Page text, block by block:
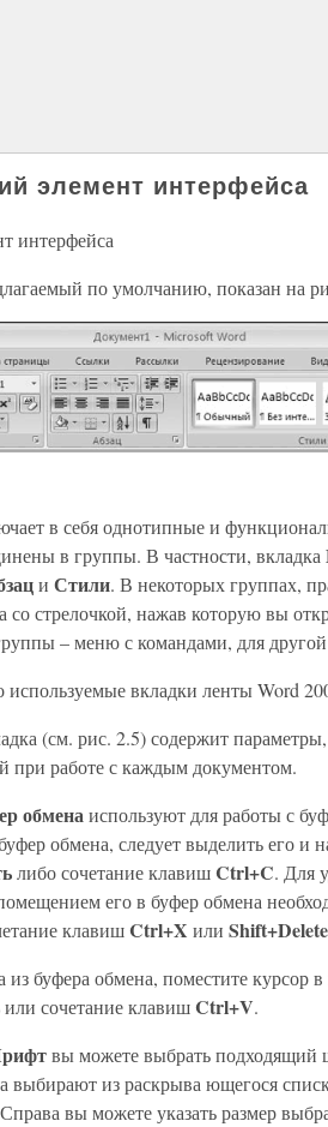
элемент интерфейса
интерфейса
по умолчанию, показан на
в себя однотипные и
в группы. В частности, вкладка
и Стили. В некоторых группах,
со стрелочкой, нажав которую вы
– меню с командами, для
используемые вкладки ленты Word
(см. рис. 2.5) содержит
при работе с каждым документом.
обменаиспользуют для работы с
обмена, следует выделить его и
либо сочетание клавишCtrl+C. Для
его в буфер обмена
клавишCtrl+X или Shift+Delete
из буфера обмена, поместите курсор
или сочетание клавишCtrl+V.
вы можете выбрать подходящий
из раскрыва ющегося
вы можете указать размер